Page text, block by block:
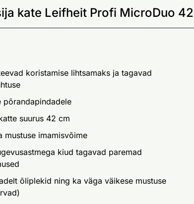
kate Leifheit Profi MicroDuo
koristamise lihtsamaks ja tagavad
põrandapindadele
suurus 42 cm
mustuse imamisvõime
kiud tagavad paremad
õliplekid ning ka väga väikese mustuse